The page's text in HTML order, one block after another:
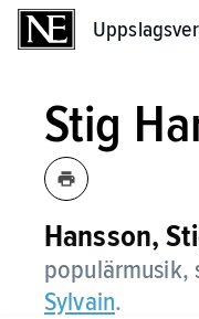
Stig
Hansson,
populärmusik,
Sylvain.